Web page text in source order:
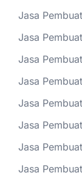
Jasa
Jasa
Jasa
Jasa
Jasa
Jasa
Jasa
Jasa